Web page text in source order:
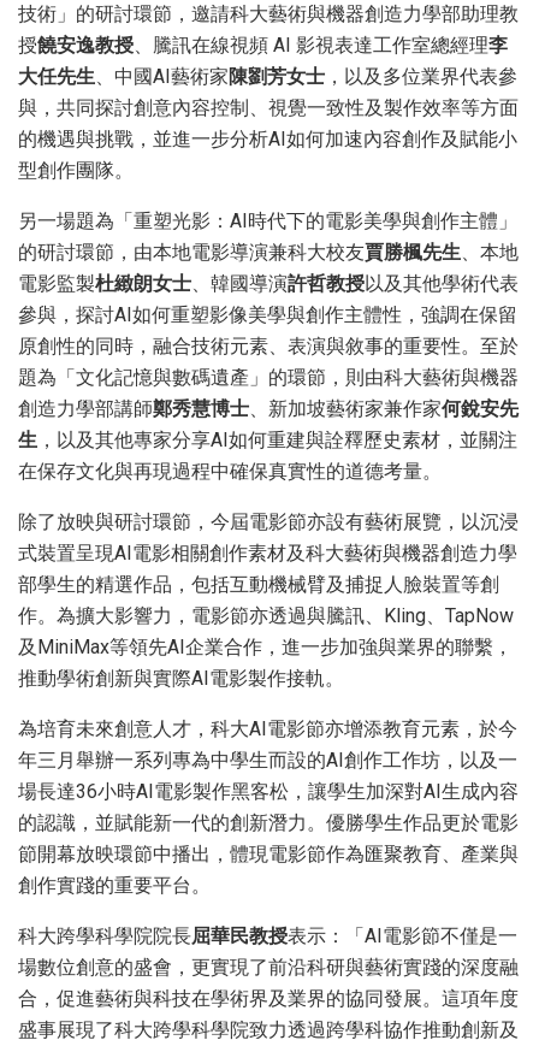
技術」的研討環節，邀請科大藝術與機器創造力學部助理教
授饒安逸教授 、騰訊在線視頻 AI 影視表達工作室總經理李
大任先生 、中國AI藝術家陳劉芳女士 ，以及多位業界代表參
與，共同探討創意內容控制、視覺一致性及製作效率等方面
的機遇與挑戰，並進一步分析AI如何加速內容創作及賦能小
型創作團隊。
另一場題為「重塑光影：AI時代下的電影美學與創作主體」
的研討環節，由本地電影導演兼科大校友賈勝楓先生 、本地
電影監製杜緻朗女士 、韓國導演許哲教授以及其他學術代表
參與，探討AI如何重塑影像美學與創作主體性，強調在保留
原創性的同時，融合技術元素、表演與敘事的重要性。至於
題為「文化記憶與數碼遺產」的環節，則由科大藝術與機器
創造力學部講師鄭秀慧博士 、新加坡藝術家兼作家何銳安先
生 ，以及其他專家分享AI如何重建與詮釋歷史素材，並關注
在保存文化與再現過程中確保真實性的道德考量。
除了放映與研討環節，今屆電影節亦設有藝術展覽，以沉浸
式裝置呈現AI電影相關創作素材及科大藝術與機器創造力學
部學生的精選作品，包括互動機械臂及捕捉人臉裝置等創
作。為擴大影響力，電影節亦透過與騰訊、Kling、TapNow
及MiniMax等領先AI企業合作，進一步加強與業界的聯繫，
推動學術創新與實際AI電影製作接軌。
為培育未來創意人才，科大AI電影節亦增添教育元素，於今
年三月舉辦一系列專為中學生而設的AI創作工作坊，以及一
場長達36小時AI電影製作黑客松，讓學生加深對AI生成內容
的認識，並賦能新一代的創新潛力。優勝學生作品更於電影
節開幕放映環節中播出，體現電影節作為匯聚教育、產業與
創作實踐的重要平台。
科大跨學科學院院長屈華民教授表示：「AI電影節不僅是一
場數位創意的盛會，更實現了前沿科研與藝術實踐的深度融
合，促進藝術與科技在學術界及業界的協同發展。這項年度
盛事展現了科大跨學科學院致力透過跨學科協作推動創新及